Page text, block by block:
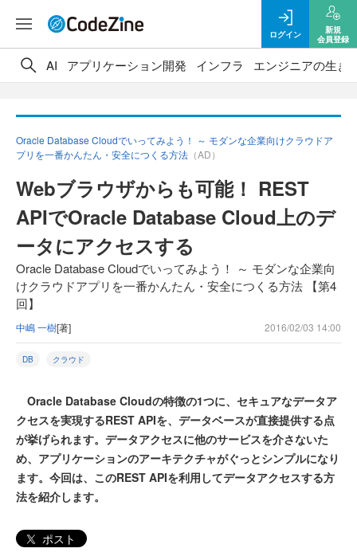
ログイン
新規
会員登録
AI アプリケーション開発 インフラ エンジニアの生き
Oracle Database Cloudでいってみよう！ ～ モダンな企業向けクラウドア
プリを一番かんたん・安全につくる方法 （AD）
Webブラウザからも可能！ REST
APIでOracle Database Cloud上のデ
ータにアクセスする
Oracle Database Cloudでいってみよう！ ～ モダンな企業向
けクラウドアプリを一番かんたん・安全につくる方法 【第4
回】
中嶋 一樹[著] 2016/02/03 14:00
DB クラウド
Oracle Database Cloudの特徴の1つに、セキュアなデータア
クセスを実現するREST APIを、データベースが直接提供する点
が挙げられます。データアクセスに他のサービスを介さないた
め、アプリケーションのアーキテクチャがぐっとシンプルになり
ます。今回は、このREST APIを利用してデータアクセスする方
法を紹介します。
ポスト